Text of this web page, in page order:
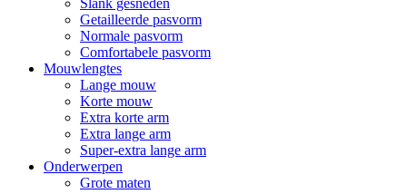
Slank gesneden
Getailleerde pasvorm
Normale pasvorm
Comfortabele pasvorm
Mouwlengtes
Lange mouw
Korte mouw
Extra korte arm
Extra lange arm
Super-extra lange arm
Onderwerpen
Grote maten